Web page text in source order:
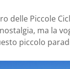
delle Piccole
ma la
piccolo